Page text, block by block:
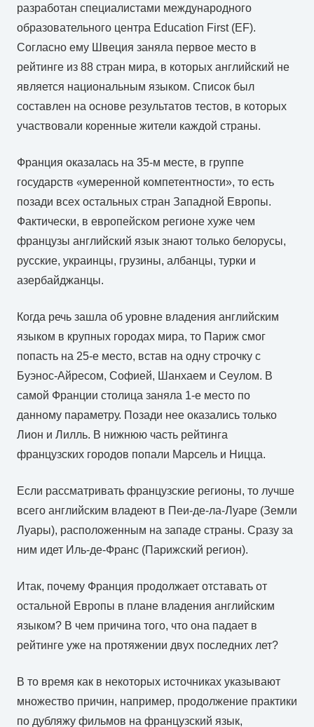
разработан специалистами международного
образовательного центра Education First (EF).
Согласно ему Швеция заняла первое место в
рейтинге из 88 стран мира, в которых английский не
является национальным языком. Список был
составлен на основе результатов тестов, в которых
участвовали коренные жители каждой страны.
Франция оказалась на 35-м месте, в группе
государств «умеренной компетентности», то есть
позади всех остальных стран Западной Европы.
Фактически, в европейском регионе хуже чем
французы английский язык знают только белорусы,
русские, украинцы, грузины, албанцы, турки и
азербайджанцы.
Когда речь зашла об уровне владения английским
языком в крупных городах мира, то Париж смог
попасть на 25-е место, встав на одну строчку с
Буэнос-Айресом, Софией, Шанхаем и Сеулом. В
самой Франции столица заняла 1-е место по
данному параметру. Позади нее оказались только
Лион и Лилль. В нижнюю часть рейтинга
французских городов попали Марсель и Ницца.
Если рассматривать французские регионы, то лучше
всего английским владеют в Пеи-де-ла-Луаре (Земли
Луары), расположенным на западе страны. Сразу за
ним идет Иль-де-Франс (Парижский регион).
Итак, почему Франция продолжает отставать от
остальной Европы в плане владения английским
языком? В чем причина того, что она падает в
рейтинге уже на протяжении двух последних лет?
В то время как в некоторых источниках указывают
множество причин, например, продолжение практики
по дубляжу фильмов на французский язык,